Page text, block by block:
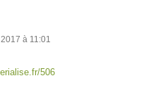
à 11:01
506